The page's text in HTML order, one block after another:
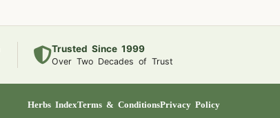
Trusted Since 1999
Over Two Decades of Trust
Herbs IndexTerms & ConditionsPrivacy Policy